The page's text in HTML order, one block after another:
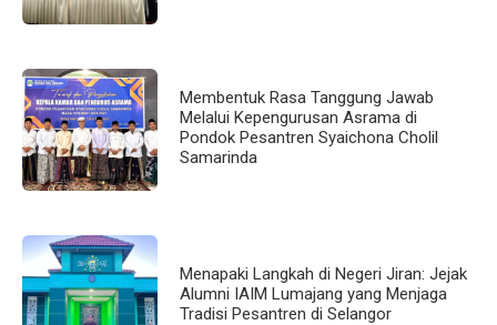
Membentuk Rasa Tanggung Jawab
Melalui Kepengurusan Asrama di
Pondok Pesantren Syaichona Cholil
Samarinda
Menapaki Langkah di Negeri Jiran: Jejak
Alumni IAIM Lumajang yang Menjaga
Tradisi Pesantren di Selangor